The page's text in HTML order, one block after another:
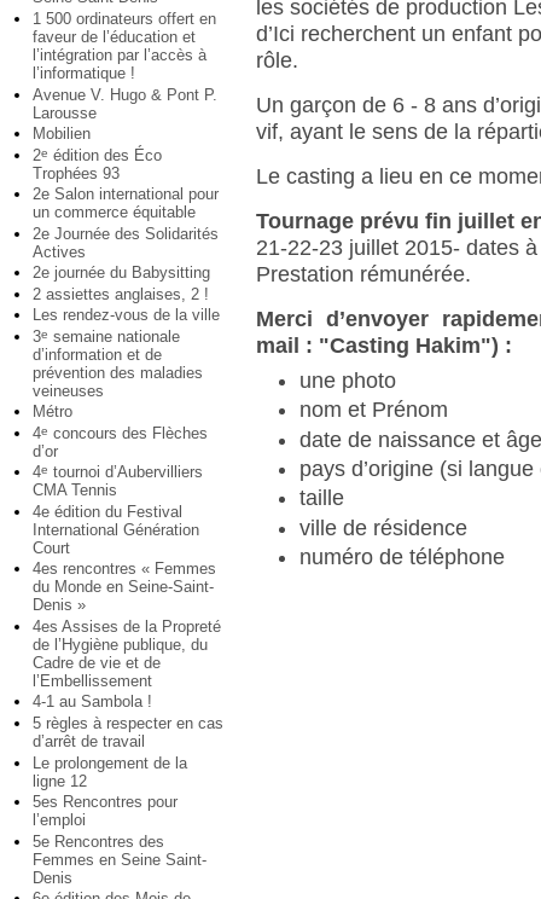
1 500 ordinateurs offert en
faveur de l’éducation et
l’intégration par l’accès à
l’informatique !
Avenue V. Hugo & Pont P.
Larousse
Mobilien
2e édition des Éco
Trophées 93
2e Salon international pour
un commerce équitable
2e Journée des Solidarités
Actives
2e journée du Babysitting
2 assiettes anglaises, 2 !
Les rendez-vous de la ville
3e semaine nationale
d’information et de
prévention des maladies
veineuses
Métro
4e concours des Flèches
d’or
4e tournoi d’Aubervilliers
CMA Tennis
4e édition du Festival
International Génération
Court
4es rencontres « Femmes
du Monde en Seine-Saint-
Denis »
4es Assises de la Propreté
de l’Hygiène publique, du
Cadre de vie et de
l’Embellissement
4-1 au Sambola !
5 règles à respecter en cas
d’arrêt de travail
Le prolongement de la
ligne 12
5es Rencontres pour
l’emploi
5e Rencontres des
Femmes en Seine Saint-
Denis
les sociétés de production
d’Ici recherchent un enfant
rôle.
Un garçon de 6 - 8 ans
vif, ayant le sens de la
Le casting a lieu en ce
Tournage prévu fin juillet
21-22-23 juillet 2015- dates
Prestation rémunérée.
Merci d’envoyer
mail : "Casting Hakim") :
une photo
nom et Prénom
date de naissance et
pays d’origine (si
taille
ville de résidence
numéro de téléphone